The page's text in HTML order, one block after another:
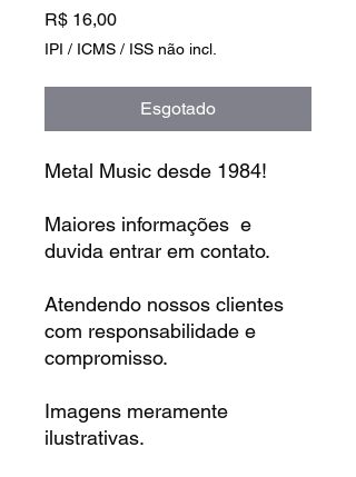
R$ 16,00Preço
IPI / ICMS / ISS não incl.
Esgotado
Metal Music desde 1984!
Maiores informações e
duvida entrar em contato.
Atendendo nossos clientes
com responsabilidade e
compromisso.
Imagens meramente
ilustrativas.